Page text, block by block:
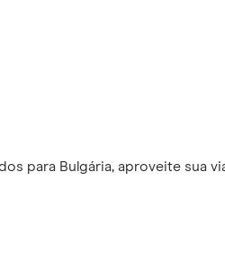
para Bulgária, aproveite sua